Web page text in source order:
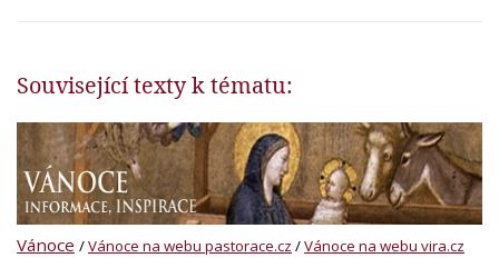
Související texty k tématu:
Vánoce /Vánoce na webu pastorace.cz /Vánoce na webu vira.cz